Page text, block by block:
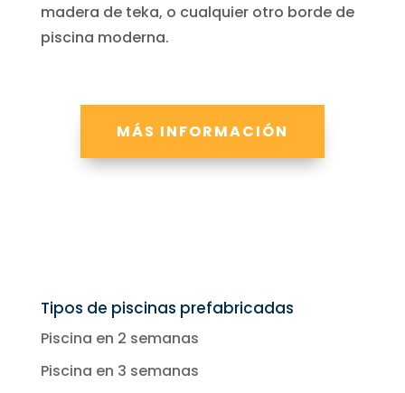
madera de teka, o cualquier otro borde de
piscina moderna.
MÁS INFORMACIÓN
Tipos de piscinas prefabricadas
Piscina en 2 semanas
Piscina en 3 semanas